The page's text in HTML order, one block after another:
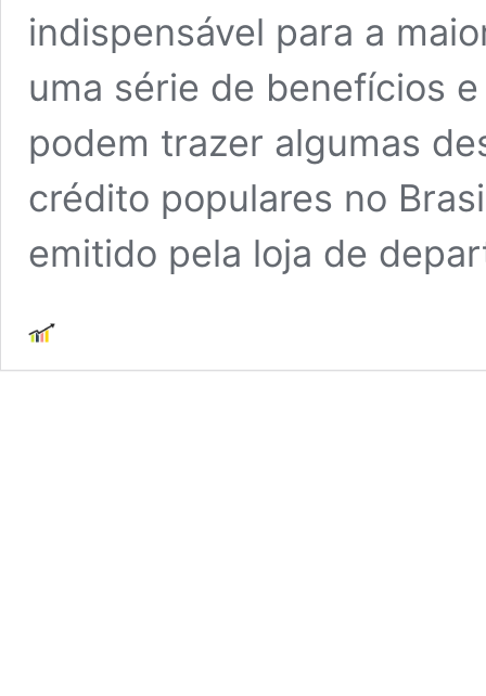
indispensável para a
uma série de benefícios
podem trazer algumas
crédito populares no
emitido pela loja de